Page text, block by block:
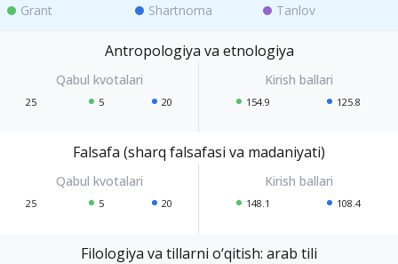
Grant Shartnoma Tanlov
Antropologiya va etnologiya
25 5 20 154.9 125.8
Falsafa (sharq falsafasi va madaniyati)
25 5 20 148.1 108.4
Filologiya va tillarni o‘qitish: arab tili